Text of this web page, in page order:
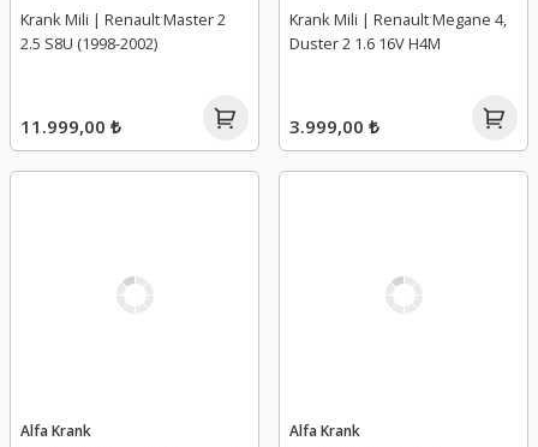
Krank Mili | Renault Master 2
2.5 S8U (1998-2002)
11.999,00 ₺
Krank Mili | Renault Megane 4,
Duster 2 1.6 16V H4M
3.999,00 ₺
Alfa Krank Alfa Krank